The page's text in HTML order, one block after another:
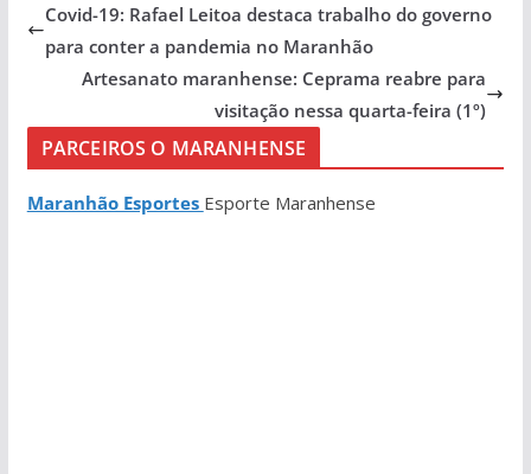
Covid-19: Rafael Leitoa destaca trabalho do governo
para conter a pandemia no Maranhão
Artesanato maranhense: Ceprama reabre para
visitação nessa quarta-feira (1º)
PARCEIROS O MARANHENSE
Maranhão Esportes Esporte Maranhense